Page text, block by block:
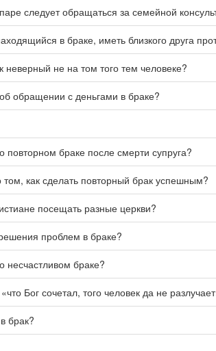
следует обращаться за семейной
в браке, иметь близкого друга
неверный не на том того тем человеке?
обращении с деньгами в браке?
повторном браке после смерти супруга?
том, как сделать повторный брак успешным?
посещать разные церкви?
проблем в браке?
несчастливом браке?
Бог сочетал, того человек да не
брак?